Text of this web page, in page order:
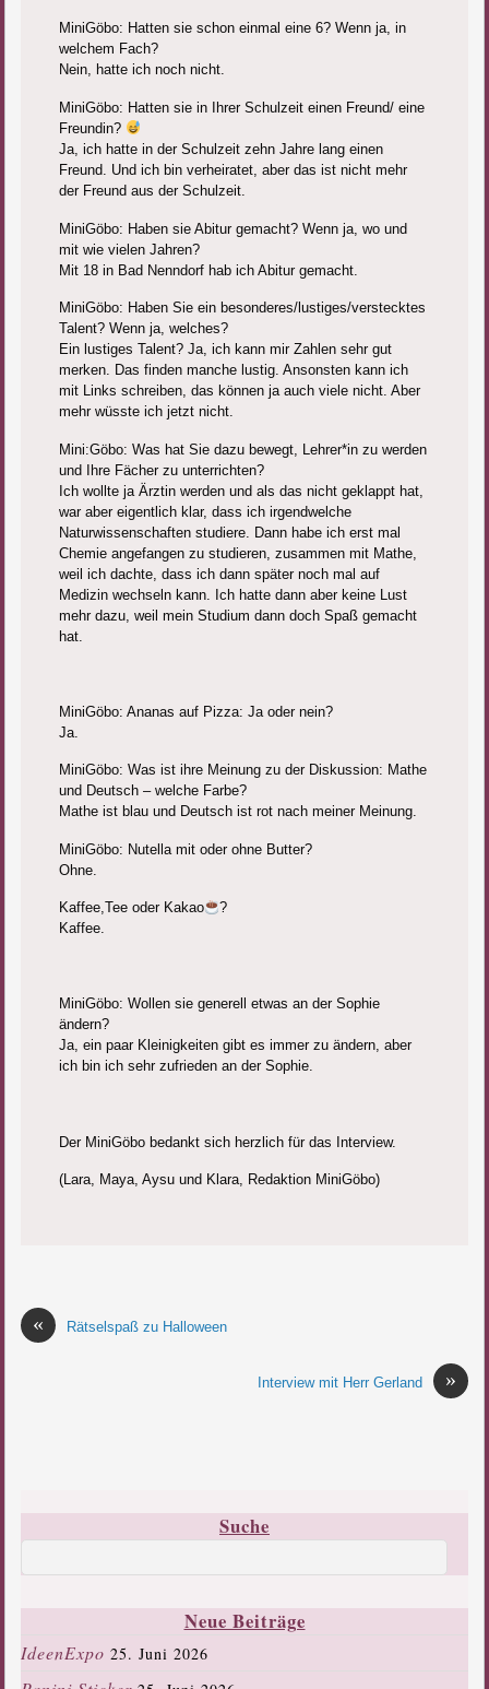
MiniGöbo: Hatten sie schon einmal eine 6? Wenn ja, in
welchem Fach?
Nein, hatte ich noch nicht.
MiniGöbo: Hatten sie in Ihrer Schulzeit einen Freund/ eine
Freundin?
Ja, ich hatte in der Schulzeit zehn Jahre lang einen
Freund. Und ich bin verheiratet, aber das ist nicht mehr
der Freund aus der Schulzeit.
MiniGöbo: Haben sie Abitur gemacht? Wenn ja, wo und
mit wie vielen Jahren?
Mit 18 in Bad Nenndorf hab ich Abitur gemacht.
MiniGöbo: Haben Sie ein besonderes/lustiges/verstecktes
Talent? Wenn ja, welches?
Ein lustiges Talent? Ja, ich kann mir Zahlen sehr gut
merken. Das finden manche lustig. Ansonsten kann ich
mit Links schreiben, das können ja auch viele nicht. Aber
mehr wüsste ich jetzt nicht.
Mini:Göbo: Was hat Sie dazu bewegt, Lehrer*in zu werden
und Ihre Fächer zu unterrichten?
Ich wollte ja Ärztin werden und als das nicht geklappt hat,
war aber eigentlich klar, dass ich irgendwelche
Naturwissenschaften studiere. Dann habe ich erst mal
Chemie angefangen zu studieren, zusammen mit Mathe,
weil ich dachte, dass ich dann später noch mal auf
Medizin wechseln kann. Ich hatte dann aber keine Lust
mehr dazu, weil mein Studium dann doch Spaß gemacht
hat.
MiniGöbo: Ananas auf Pizza: Ja oder nein?
Ja.
MiniGöbo: Was ist ihre Meinung zu der Diskussion: Mathe
und Deutsch – welche Farbe?
Mathe ist blau und Deutsch ist rot nach meiner Meinung.
MiniGöbo: Nutella mit oder ohne Butter?
Ohne.
Kaffee,Tee oder Kakao
?
Kaffee.
MiniGöbo: Wollen sie generell etwas an der Sophie
ändern?
Ja, ein paar Kleinigkeiten gibt es immer zu ändern, aber
ich bin ich sehr zufrieden an der Sophie.
Der MiniGöbo bedankt sich herzlich für das Interview.
(Lara, Maya, Aysu und Klara, Redaktion MiniGöbo)
« Rätselspaß zu Halloween
»
Interview mit Herr Gerland
Suche
Neue Beiträge
IdeenExpo 25. Juni 2026